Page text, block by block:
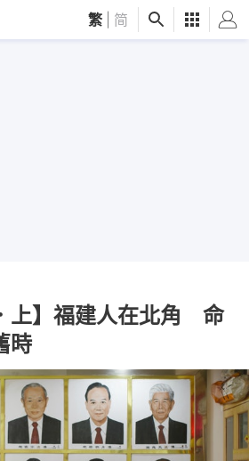
繁 简
上】福建人在北角 命
時